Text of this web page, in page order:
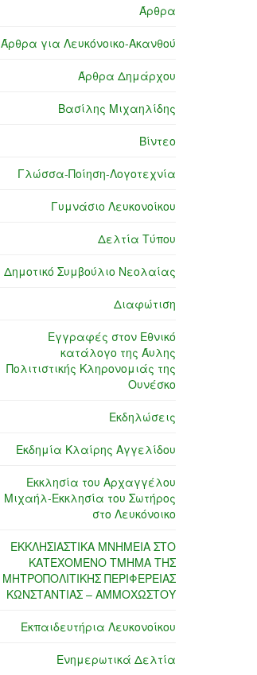
Άρθρα
Άρθρα για Λευκόνοικο-Ακανθού
Άρθρα Δημάρχου
Βασίλης Μιχαηλίδης
Βίντεο
Γλώσσα-Ποίηση-Λογοτεχνία
Γυμνάσιο Λευκονοίκου
Δελτία Τύπου
Δημοτικό Συμβούλιο Νεολαίας
Διαφώτιση
Εγγραφές στον Εθνικό
κατάλογο της Άυλης
Πολιτιστικής Κληρονομιάς της
Ουνέσκο
Εκδηλώσεις
Εκδημία Κλαίρης Αγγελίδου
Εκκλησία του Αρχαγγέλου
Μιχαήλ-Εκκλησία του Σωτήρος
στο Λευκόνοικο
ΕΚΚΛΗΣΙΑΣΤΙΚΑ ΜΝΗΜΕΙΑ ΣΤΟ
ΚΑΤΕΧΟΜΕΝΟ ΤΜΗΜΑ ΤΗΣ
ΜΗΤΡΟΠΟΛΙΤΙΚΗΣ ΠΕΡΙΦΕΡΕΙΑΣ
ΚΩΝΣΤΑΝΤΙΑΣ – ΑΜΜΟΧΩΣΤΟΥ
Εκπαιδευτήρια Λευκονοίκου
Ενημερωτικά Δελτία